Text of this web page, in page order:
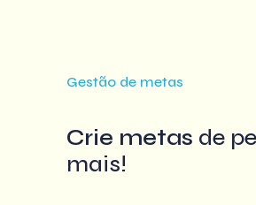
Gestão de metas
Crie metas de
mais!